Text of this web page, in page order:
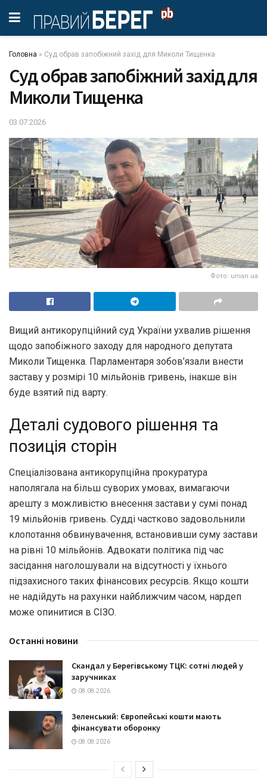
Головна » Суд обрав запобіжний захід для Миколи Тищенка
Суд обрав запобіжний захід для
Миколи Тищенка
03.07.2026
Фото: unian.ua
Вищий антикорупційний суд України ухвалив рішення
щодо запобіжного заходу для народного депутата
Миколи Тищенка. Парламентаря зобов’язали внести
заставу у розмірі 10 мільйонів гривень, інакше він
буде взятий під варту.
Деталі судового рішення та
позиція сторін
Спеціалізована антикорупційна прокуратура
наполягала на більш суворих умовах, вимагаючи
арешту з можливістю внесення застави у сумі понад
19 мільйонів гривень. Судді частково задовольнили
клопотання обвинувачення, встановивши суму застави
на рівні 10 мільйонів. Адвокати політика під час
засідання наголошували на відсутності у їхнього
підзахисного таких фінансових ресурсів. Якщо кошти
не надійдуть на рахунки найближчим часом, нардеп
може опинитися в СІЗО.
Останні новини
Скандал у Берегівському ТЦК: сотні людей у
заручниках
08.08.2026
Зеленський: Європейські кошти мають
фінансувати оборонку
08.08.2026